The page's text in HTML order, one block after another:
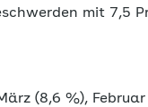
mit 7,5
(8,6 %),